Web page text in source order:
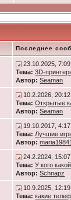
Последнее
23.10.2025, 7:09
Тема: 3D-
Автор: Seaman
10.2.2026, 20:12
Тема: Открытые
Автор: Seaman
19.10.2017, 4:17
Тема: Лучшие
Автор:
24.2.2024, 15:07
Тема: У кого
Автор: Schnapz
10.9.2025, 12:19
Тема: какие